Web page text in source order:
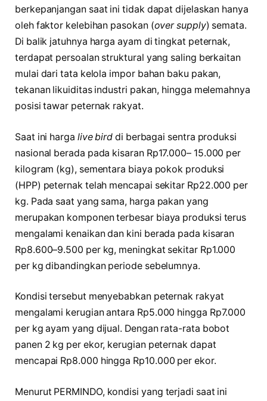
berkepanjangan saat ini tidak dapat dijelaskan hanya
oleh faktor kelebihan pasokan (over supply) semata.
Di balik jatuhnya harga ayam di tingkat peternak,
terdapat persoalan struktural yang saling berkaitan
mulai dari tata kelola impor bahan baku pakan,
tekanan likuiditas industri pakan, hingga melemahnya
posisi tawar peternak rakyat.
Saat ini harga live bird di berbagai sentra produksi
nasional berada pada kisaran Rp17.000– 15.000 per
kilogram (kg), sementara biaya pokok produksi
(HPP) peternak telah mencapai sekitar Rp22.000 per
kg. Pada saat yang sama, harga pakan yang
merupakan komponen terbesar biaya produksi terus
mengalami kenaikan dan kini berada pada kisaran
Rp8.600–9.500 per kg, meningkat sekitar Rp1.000
per kg dibandingkan periode sebelumnya.
Kondisi tersebut menyebabkan peternak rakyat
mengalami kerugian antara Rp5.000 hingga Rp7.000
per kg ayam yang dijual. Dengan rata-rata bobot
panen 2 kg per ekor, kerugian peternak dapat
mencapai Rp8.000 hingga Rp10.000 per ekor.
Menurut PERMINDO, kondisi yang terjadi saat ini